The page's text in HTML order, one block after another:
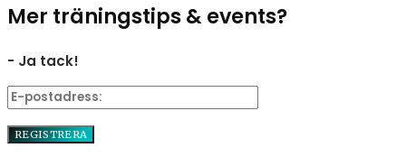
Mer träningstips & events?
- Ja tack!